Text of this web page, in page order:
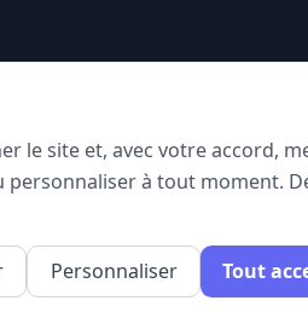
le site et, avec votre accord,
personnaliser à tout moment.
Personnaliser Tout